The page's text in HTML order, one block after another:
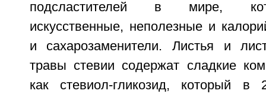
подсластителей в мире,
искусственные, неполезные и
и сахарозаменители. Листья и
травы стевии содержат сладкие
как стевиол-гликозид, который